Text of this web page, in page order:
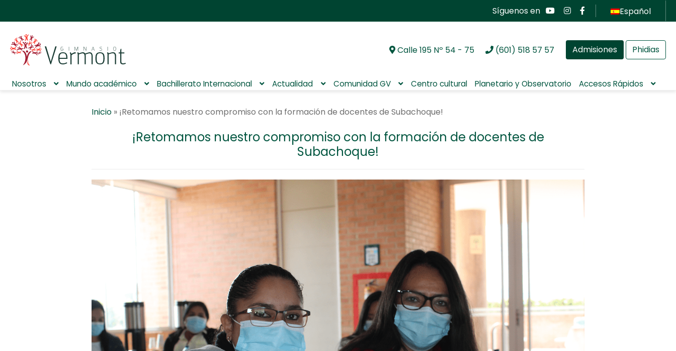
Síguenos en Español
la
contenido
Calle 195 Nº 54 - 75 (601) 518 57 57 Admisiones Phidias
Nosotros Mundo académico Bachillerato Internacional Actualidad Comunidad GV Centro cultural Planetario y Observatorio Accesos Rápidos
Inicio » ¡Retomamos nuestro compromiso con la formación de docentes de Subachoque!
¡Retomamos nuestro compromiso con la formación de docentes de
Subachoque!